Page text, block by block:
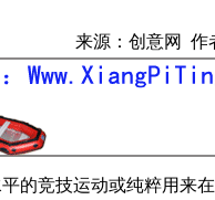
来源：创意网 作
竞技运动或纯粹用来